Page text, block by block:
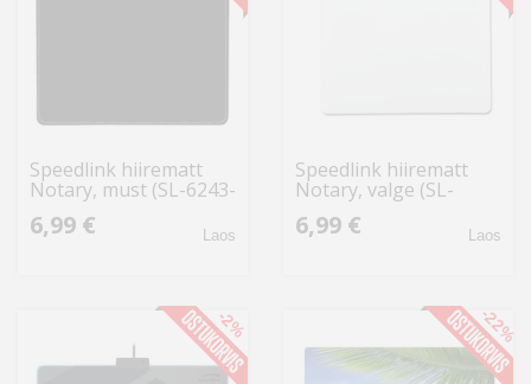
Speedlink hiirematt
Notary, must (SL-6243-
6,99 € Laos
Speedlink hiirematt
Notary, valge (SL-
6243-LWT)
6,99 € Laos
-2% -22%